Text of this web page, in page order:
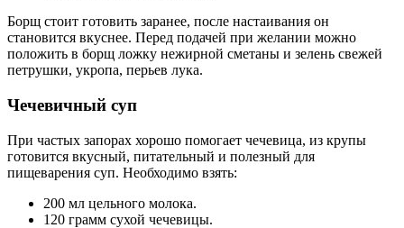
Борщ стоит готовить заранее, после настаивания он
становится вкуснее. Перед подачей при желании можно
положить в борщ ложку нежирной сметаны и зелень свежей
петрушки, укропа, перьев лука.
Чечевичный суп
При частых запорах хорошо помогает чечевица, из крупы
готовится вкусный, питательный и полезный для
пищеварения суп. Необходимо взять:
200 мл цельного молока.
120 грамм сухой чечевицы.